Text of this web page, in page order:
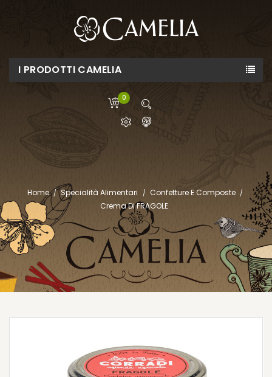
I PRODOTTI CAMELIA
0
Home Specialità Alimentari
Confetture E Composte
Crema Di FRAGOLE